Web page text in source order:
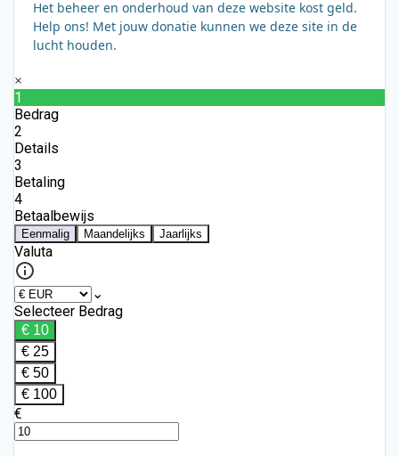
Het beheer en onderhoud van deze website kost geld.
Help ons! Met jouw donatie kunnen we deze site in de
lucht houden.